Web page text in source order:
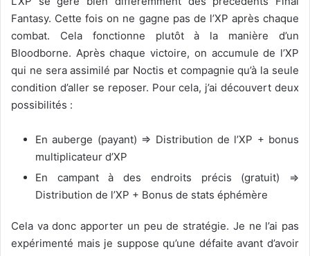
Fantasy. Cette fois on ne gagne pas de l’XP après chaque
combat. Cela fonctionne plutôt à la manière d’un
Bloodborne. Après chaque victoire, on accumule de l’XP
qui ne sera assimilé par Noctis et compagnie qu’à la seule
condition d’aller se reposer. Pour cela, j’ai découvert deux
possibilités :
En auberge (payant) => Distribution de l’XP + bonus
multiplicateur d’XP
En campant à des endroits précis (gratuit) =>
Distribution de l’XP + Bonus de stats éphémère
Cela va donc apporter un peu de stratégie. Je ne l’ai pas
expérimenté mais je suppose qu’une défaite avant d’avoir